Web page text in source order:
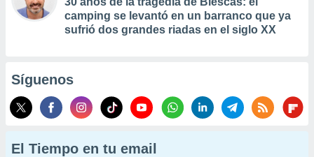
camping se levantó en un barranco que ya
sufrió dos grandes riadas en el siglo XX
Síguenos
El Tiempo en tu email